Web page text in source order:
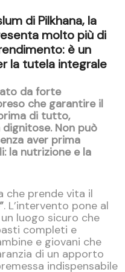
di Pilkhana, la
molto più di
è un
la tutela integrale
da forte
che garantire il
di tutto,
Non può
aver prima
la nutrizione e la
che prende vita il
. L’intervento pone al
luogo sicuro che
completi e
e giovani che
di un apporto
indispensabile